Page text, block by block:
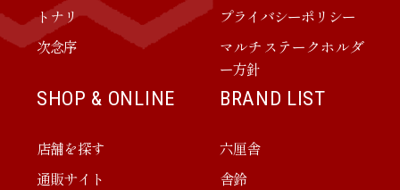
トナリ
次念序
プライバシーポリシー
マルチステークホルダ
ー方針
SHOP & ONLINE
店舗を探す
通販サイト
BRAND LIST
六厘舎
舎鈴